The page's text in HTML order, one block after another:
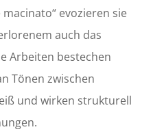
macinato“ evozieren sie
auch das
Arbeiten bestechen
Tönen zwischen
und wirken strukturell